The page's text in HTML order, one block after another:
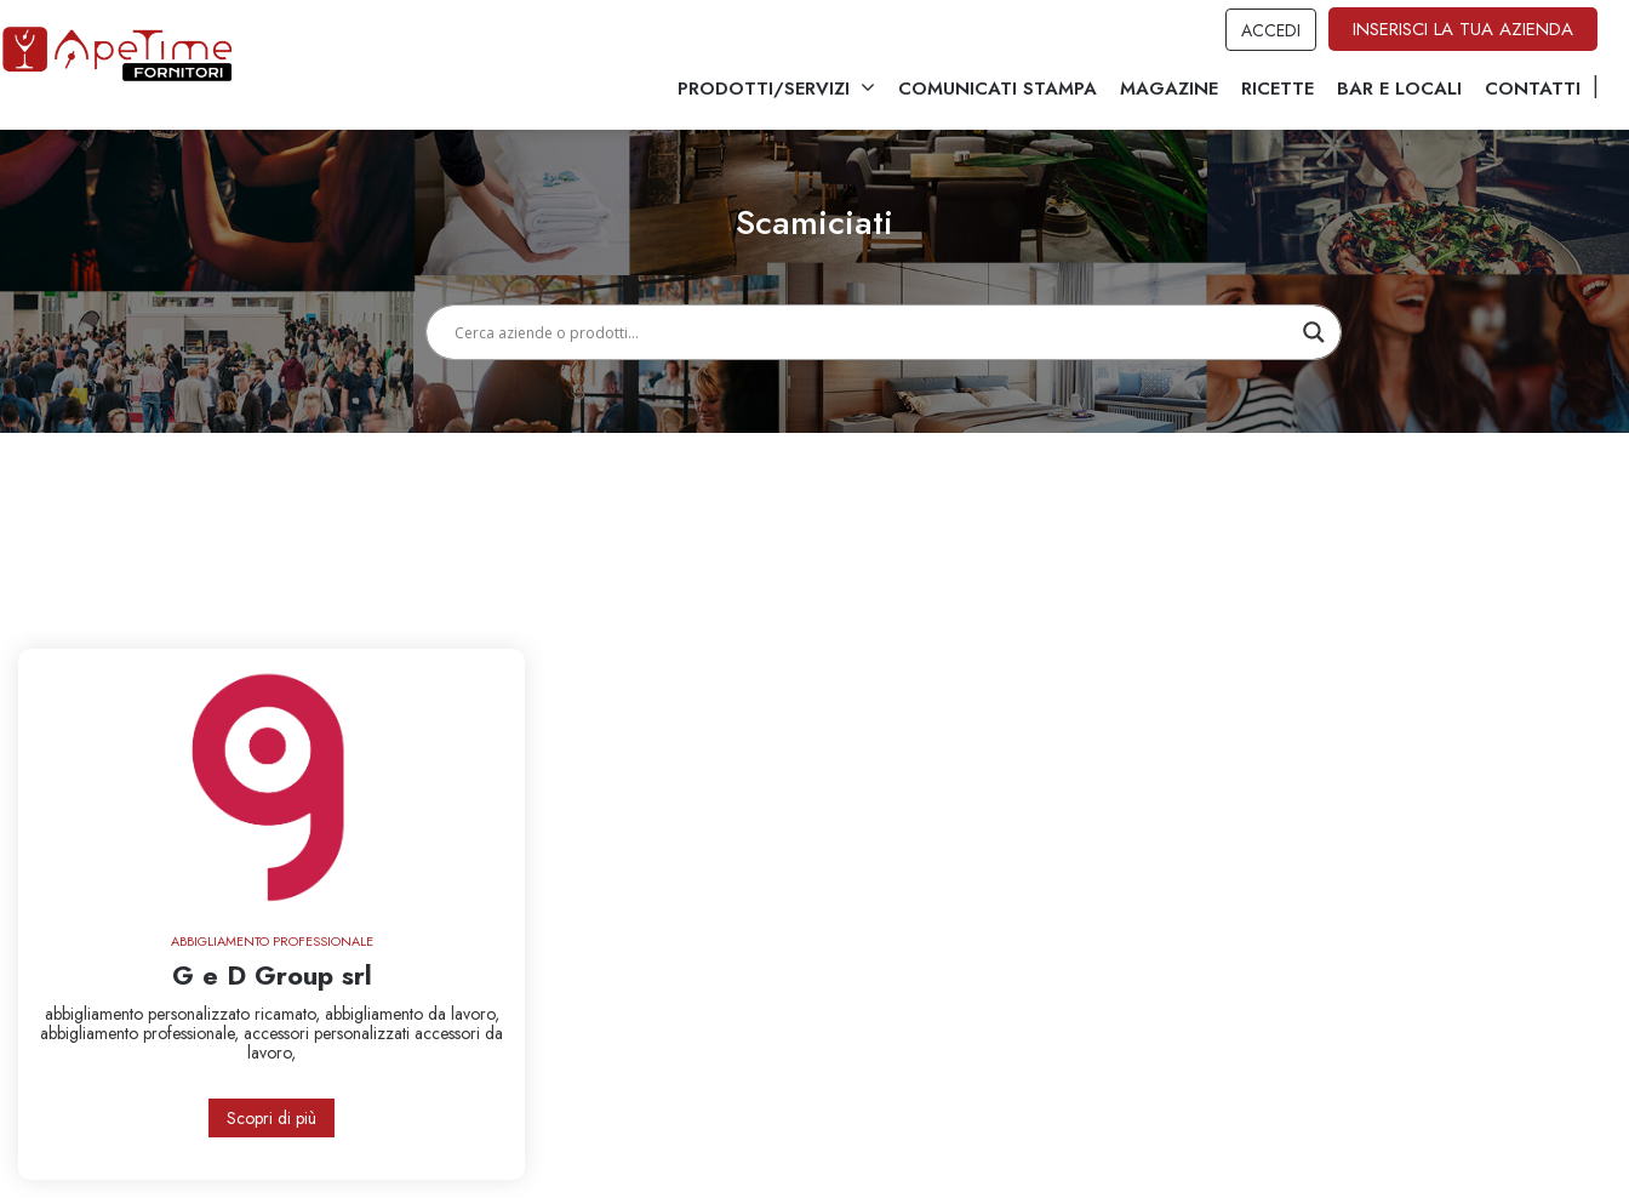
ACCEDI INSERISCI LA TUA AZIENDA
PRODOTTI/SERVIZI COMUNICATI STAMPA MAGAZINE RICETTE BAR E LOCALI CONTATTI
Scamiciati
ABBIGLIAMENTO PROFESSIONALE
G e D Group srl
abbigliamento personalizzato ricamato, abbigliamento da lavoro,
abbigliamento professionale, accessori personalizzati accessori da
lavoro,
Scopri di più